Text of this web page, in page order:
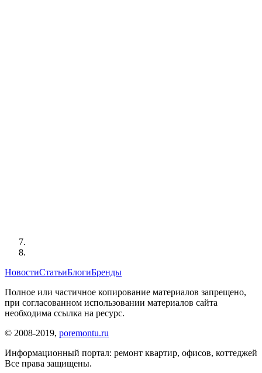
НовостиСтатьиБлогиБренды
Полное или частичное копирование материалов запрещено,
при согласованном использовании материалов сайта
необходима ссылка на ресурс.
© 2008-2019, poremontu.ru
Информационный портал: ремонт квартир, офисов, коттеджей
Все права защищены.